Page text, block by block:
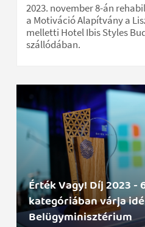
2023. november 8-án
a Motiváció Alapítvány a
melletti Hotel Ibis Styles
szállódában.
Érték Vagy! Díj 2023 -
kategóriában várja
Belügyminisztérium